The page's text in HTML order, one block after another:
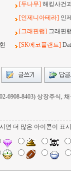
[두나무] 해킹사건
[인제니아테라] 인
[그래핀랩] 그래핀
[SK에코플랜트]
6908-8403) 상장주식,
더 많은 아이콘이 표